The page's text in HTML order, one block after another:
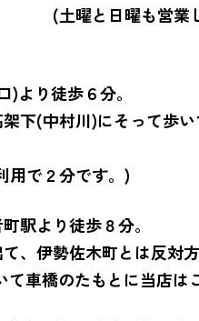
も営業してお
)より徒歩６分。
下(中村川)にそって歩
用で２分です。)
駅より徒歩８分。
、伊勢佐木町とは反対
車橋のたもとに当店は